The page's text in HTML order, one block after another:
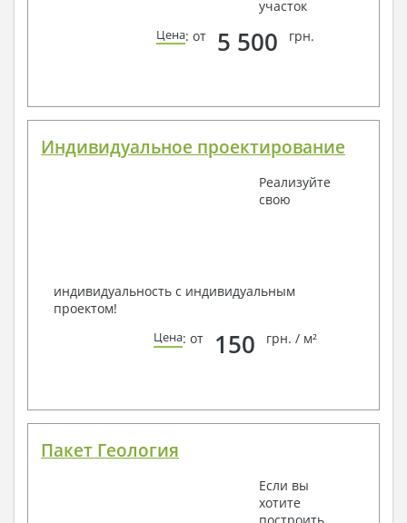
участок
Цена: от 5 500 грн.
Индивидуальное проектирование
Реализуйте
свою
индивидуальность с индивидуальным
проектом!
Цена: от 150 грн. / м²
Пакет Геология
Если вы
хотите